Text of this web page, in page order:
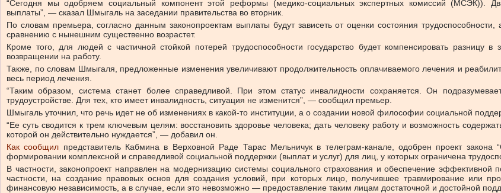
“Сегодня мы одобряем социальный компонент этой реформы (медико-социальных экспертных комиссий (МСЭК)).
выплаты”, — сказал Шмыгаль на заседании правительства во вторник.
По словам премьера, согласно данным законопроектам выплаты будут зависеть от оценки состояния
сравнению с нынешним существенно возрастет.
Кроме того, для людей с частичной стойкой потерей трудоспособности государство будет компенсировать разницу
возвращении на работу.
Также, по словам Шмыгаля, предложенные изменения увеличивают продолжительность оплачиваемого лечения и
весь период лечения.
“Таким образом, система станет более справедливой. При этом статус инвалидности сохраняется. Он
трудоустройстве. Для тех, кто имеет инвалидность, ситуация не изменится”, — сообщил премьер.
Шмыгаль уточнил, что речь идет не об изменениях в какой-то институции, а о создании новой философии социальной
“Ее суть сводится к трем ключевым целям: восстановить здоровье человека; дать человеку работу и возможность
которой он действительно нуждается”, — добавил он.
Как сообщил представитель Кабмина в Верховной Раде Тарас Мельничук в телеграм-канале, одобрен проект
формировании комплексной и справедливой социальной поддержки (выплат и услуг) для лиц, у которых ограничена
В частности, законопроект направлен на модернизацию системы социального страхования и обеспечение эффективной
частности, на создание правовых основ для создания условий, при которых лицо, получившее травмирование или
финансовую независимость, а в случае, если это невозможно — предоставление таким лицам достаточной и достойной